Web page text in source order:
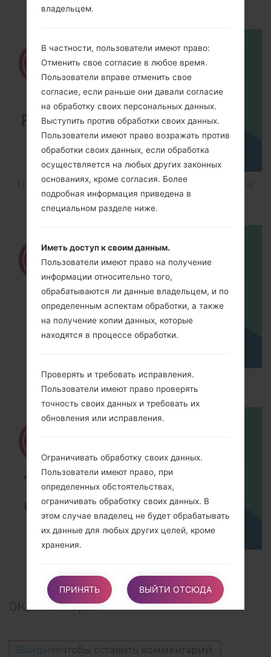
How to Flash Stock Firmware on LG Smartphone
using LG UP?
How to Hard Reset on LG Optimus L5 E612?
0Комментарии
Войдитечтобы оставить комментарий.
владельцем.
В частности, пользователи имеют право:
Отменить свое согласие в любое время.
Пользователи вправе отменить свое
согласие, если раньше они давали согласие
на обработку своих персональных данных.
Выступить против обработки своих данных.
Пользователи имеют право возражать против
обработки своих данных, если обработка
осуществляется на любых других законных
основаниях, кроме согласия. Более
подробная информация приведена в
специальном разделе ниже.
Иметь доступ к своим данным.
Пользователи имеют право на получение
информации относительно того,
обрабатываются ли данные владельцем, и по
определенным аспектам обработки, а также
на получение копии данных, которые
находятся в процессе обработки.
Проверять и требовать исправления.
Пользователи имеют право проверять
точность своих данных и требовать их
обновления или исправления.
Ограничивать обработку своих данных.
Пользователи имеют право, при
определенных обстоятельствах,
ограничивать обработку своих данных. В
этом случае владелец не будет обрабатывать
их данные для любых других целей, кроме
хранения.
Требовать удаления или изъятия своих
данных. Пользователи имеют право при
определенных обстоятельствах требовать от
ПРИНЯТЬ ВЫЙТИ ОТСЮДА